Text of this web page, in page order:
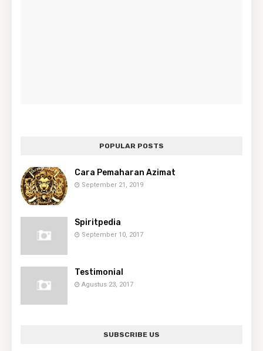
POPULAR POSTS
Cara Pemaharan Azimat
September 21, 2019
Spiritpedia
September 10, 2017
Testimonial
Agustus 23, 2017
SUBSCRIBE US